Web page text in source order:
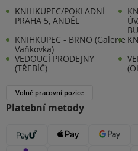
KNIHKUPEC/POKLADNÍ -
PRAHA 5, ANDĚL
KNIHKUPEC - BRNO (Galerie
Vaňkovka)
VEDOUCÍ PRODEJNY
(TŘEBÍČ)
Volné pracovní pozice
Platební metody